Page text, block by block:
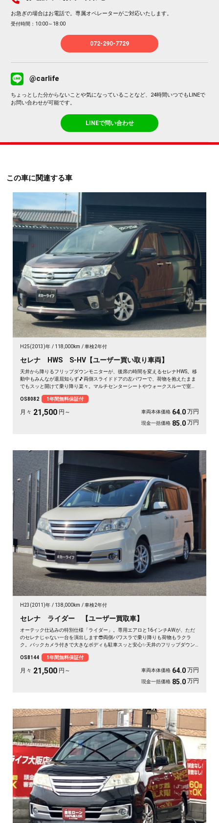
お急ぎの場合はお電話で。専属オペレーターがご対応いたします。
受付時間：10:00～18:00
072-290-7729
@carlife
ちょっとした分からないことや気になっていることなど、24時間いつでもLINEで
お問い合わせが可能です。
LINEで問い合わせ
この車に関連する車
H25(2013)年 118,000km 車検2年付
セレナ HWS S-HV【ユーザー買い取り車両】
天井から降りるフリップダウンモニターが、後席の時間を変えるセレナHWS。移
動中もみんなが退屈知らず🎵両側スライドドアの左パワーで、荷物を抱えたまま
でもスッと開けて乗り降り楽々。マルチセンターシートやウォークスルーで室内
ごと1年保証付でどうぞ🚗✨💫👍
OS8082 1年間無料保証付
月々 21,500 円～ 車両本体価格 64.0 万円
現金一括価格 85.0 万円
H23(2011)年 138,000km 車検2年付
セレナ ライダー 【ユーザー買取車】
オーテック仕込みの特別仕様「ライダー」。専用エアロと16インチAWが、ただ
のセレナじゃない一台を演出します😎両側パワスラで乗り降りも荷物もラクラ
ク。バックカメラ付きで大きなボディも駐車スッと安心✨天井のフリップダウン
一台で楽しさ倍増です🎵月々21500〜で手が届く特別グレード。走り出しが待ち
遠しくなる、《1年保証付》👑
OS8144 1年間無料保証付
月々 21,500 円～ 車両本体価格 64.0 万円
現金一括価格 85.0 万円